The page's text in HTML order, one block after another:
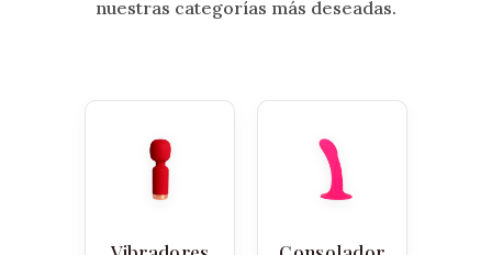
nuestras categorías más deseadas.